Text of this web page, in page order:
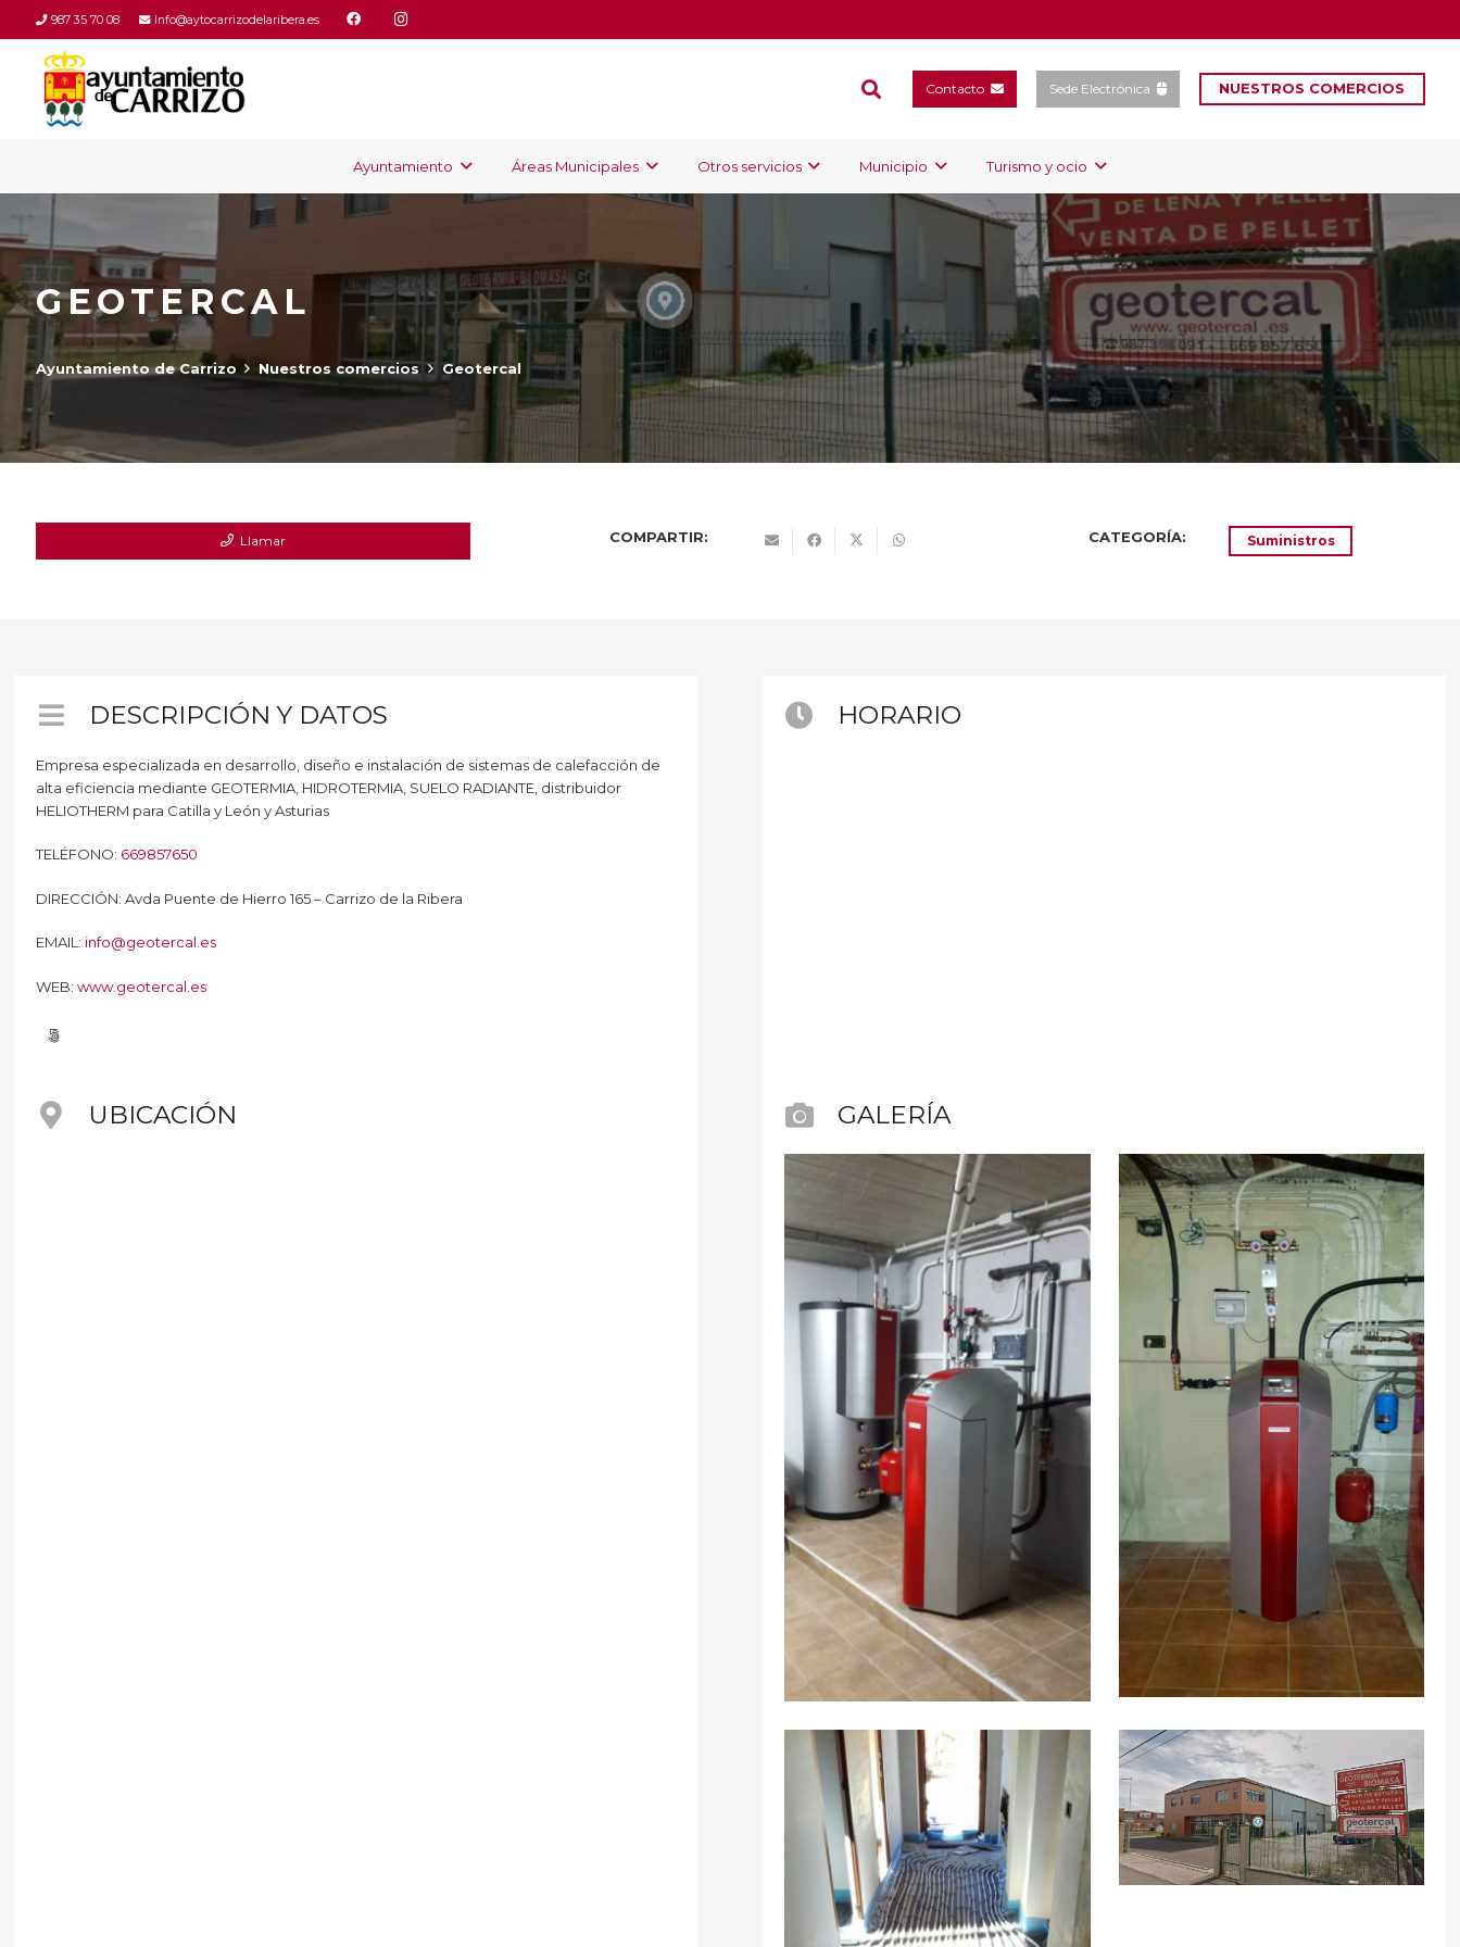
987 35 70 08 Info@aytocarrizodelaribera.es
Contacto Sede Electrónica NUESTROS COMERCIOS
Ayuntamiento Áreas Municipales Otros servicios Municipio Turismo y ocio
GEOTERCAL
Ayuntamiento de Carrizo Nuestros comercios Geotercal
Llamar COMPARTIR: CATEGORÍA: Suministros
DESCRIPCIÓN Y DATOS
Empresa especializada en desarrollo, diseño e instalación de sistemas de calefacción de
alta eficiencia mediante GEOTERMIA, HIDROTERMIA, SUELO RADIANTE, distribuidor
HELIOTHERM para Catilla y León y Asturias
TELÉFONO: 669857650
DIRECCIÓN: Avda Puente de Hierro 165 – Carrizo de la Ribera
EMAIL: info@geotercal.es
WEB: www.geotercal.es
HORARIO
UBICACIÓN GALERÍA